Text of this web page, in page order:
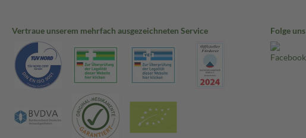
Vertraue unserem mehrfach ausgezeichneten Service Folge uns